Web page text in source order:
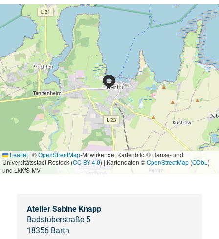
Leaflet | ©OpenStreetMap-Mitwirkende, Kartenbild © Hanse- und
Universitätsstadt Rostock (CC BY 4.0) | Kartendaten ©OpenStreetMap (ODbL )
und LkKfS-MV
Atelier Sabine Knapp
Badstüberstraße 5
18356 Barth